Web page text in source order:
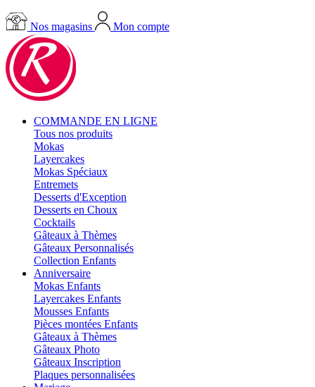
Nos magasins Mon compte
COMMANDE EN LIGNE
Tous nos produits
Mokas
Layercakes
Mokas Spéciaux
Entremets
Desserts d'Exception
Desserts en Choux
Cocktails
Gâteaux à Thèmes
Gâteaux Personnalisés
Collection Enfants
Anniversaire
Mokas Enfants
Layercakes Enfants
Mousses Enfants
Pièces montées Enfants
Gâteaux à Thèmes
Gâteaux Photo
Gâteaux Inscription
Plaques personnalisées